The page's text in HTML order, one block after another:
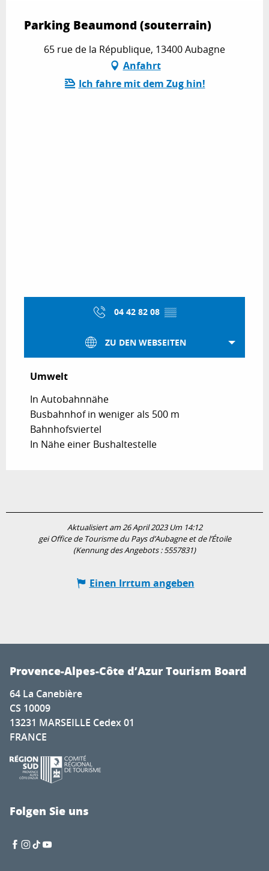
Parking Beaumond (souterrain)
65 rue de la République, 13400 Aubagne
Anfahrt
Ich fahre mit dem Zug hin!
04 42 82 08 ▒▒
ZU DEN WEBSEITEN
Umwelt
Umwelt
In Autobahnnähe
Busbahnhof in weniger als 500 m
Bahnhofsviertel
In Nähe einer Bushaltestelle
Aktualisiert am 26 April 2023 Um 14:12
gei Office de Tourisme du Pays d’Aubagne et de l’Étoile
(Kennung des Angebots :5557831)
Einen Irrtum angeben
Provence-Alpes-Côte d’Azur Tourism Board
64 La Canebière
CS 10009
13231 MARSEILLE Cedex 01
FRANCE
Folgen Sie uns